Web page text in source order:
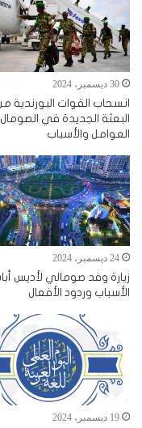
30 ديسمبر، 2024
انسحاب القوات البورندية
البعثة الجديدة في الصومال
العوامل والأسباب
24 ديسمبر، 2024
زيارة وفد صومالي لأديس
الأسباب وردود الأفعال
19 ديسمبر، 2024